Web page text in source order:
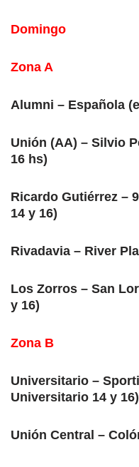
Domingo
Zona A
Alumni – Española
Unión (AA) – Silvio
16 hs)
Ricardo Gutiérrez –
14 y 16)
Rivadavia – River
Los Zorros – San
y 16)
Zona B
Universitario –
Universitario 14 y 16)
Unión Central –